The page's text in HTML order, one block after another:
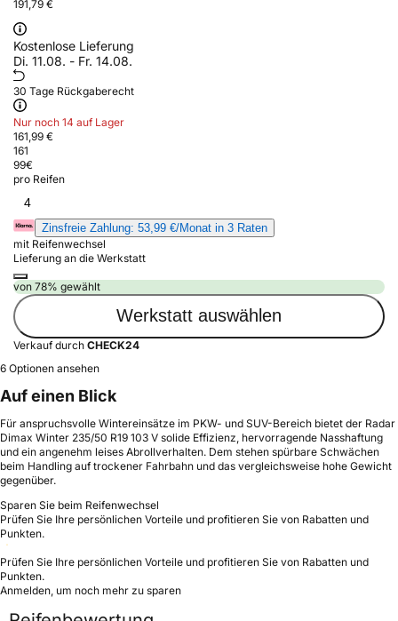
191,79 €
Kostenlose Lieferung
Di. 11.08. - Fr. 14.08.
30 Tage Rückgaberecht
Nur noch 14 auf Lager
161,99 €
161
99€
pro Reifen
4
Zinsfreie Zahlung: 53,99 €/Monat in 3 Raten
mit Reifenwechsel
Lieferung an die Werkstatt
von 78% gewählt
Werkstatt auswählen
Verkauf durch CHECK24
6 Optionen ansehen
Auf einen Blick
Für anspruchsvolle Wintereinsätze im PKW- und SUV-Bereich bietet der Radar
Dimax Winter 235/50 R19 103 V solide Effizienz, hervorragende Nasshaftung
und ein angenehm leises Abrollverhalten. Dem stehen spürbare Schwächen
beim Handling auf trockener Fahrbahn und das vergleichsweise hohe Gewicht
gegenüber.
Sparen Sie beim Reifenwechsel
Prüfen Sie Ihre persönlichen Vorteile und profitieren Sie von Rabatten und
Punkten.
Prüfen Sie Ihre persönlichen Vorteile und profitieren Sie von Rabatten und
Punkten.
Anmelden, um noch mehr zu sparen